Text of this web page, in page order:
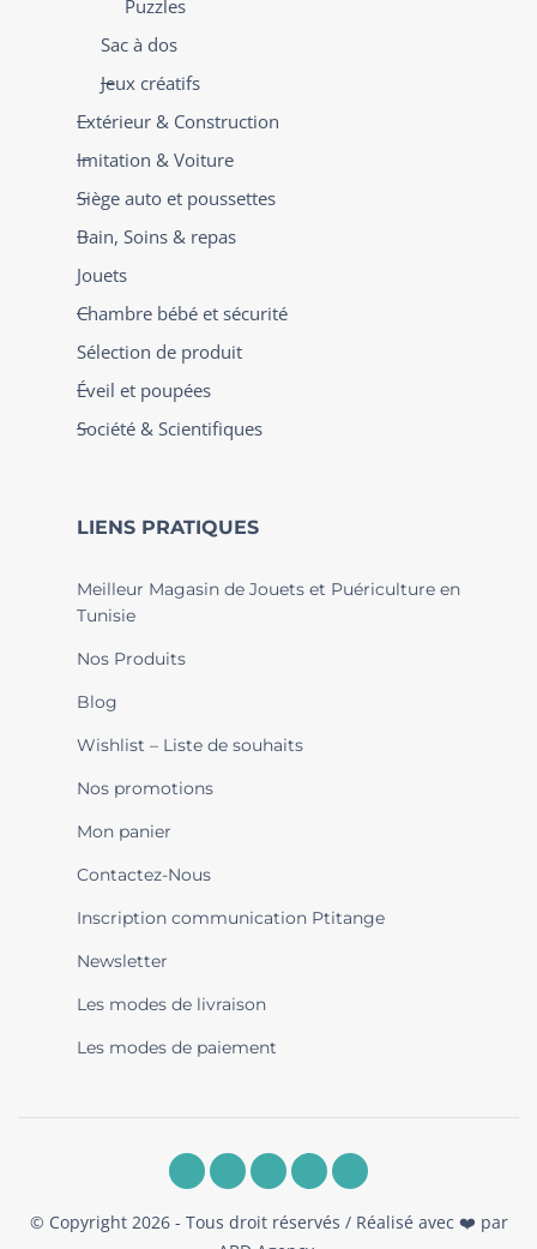
Puzzles
Sac à dos
Jeux créatifs
Extérieur & Construction
Imitation & Voiture
Siège auto et poussettes
Bain, Soins & repas
Jouets
Chambre bébé et sécurité
Sélection de produit
Éveil et poupées
Société & Scientifiques
LIENS PRATIQUES
Meilleur Magasin de Jouets et Puériculture en
Tunisie
Nos Produits
Blog
Wishlist – Liste de souhaits
Nos promotions
Mon panier
Contactez-Nous
Inscription communication Ptitange
Newsletter
Les modes de livraison
Les modes de paiement
© Copyright 2026 - Tous droit réservés / Réalisé avec ❤️ par